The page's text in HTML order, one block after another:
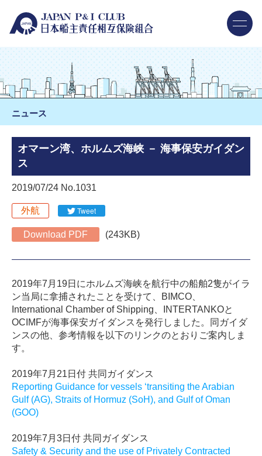
ニュース
オマーン湾、ホルムズ海峡 － 海事保安ガイダン
ス
2019/07/24 No.1031
外航 Tweet
Download PDF (243KB)
2019年7 月 19日にホルムズ海峡を航行中の船舶2隻がイラ
ン当局に拿捕されたことを受けて、
BIMCO
International Chamber of Shipping
INTERTANKOと
OCIMFが海事保安ガイダンスを発行しました。同ガイダ
ンスの他、参考情報を以下のリンクのとおりご案内しま
す。
2019年7 月 21 日付 共同ガイダンス
Reporting Guidance for vessels ‘transiting the Arabian
Gulf (AG), Straits of Hormuz (SoH), and Gulf of Oman
(GOO)
2019年7月3日付 共同ガイダンス
Safety & Security and the use of Privately Contracted